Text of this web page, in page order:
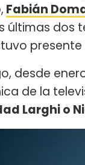
Fabián
últimas dos
presente
desde
de la
Larghi o